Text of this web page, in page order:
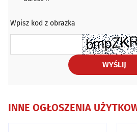
Wpisz kod z obrazka
WYŚLIJ
INNE OGŁOSZENIA